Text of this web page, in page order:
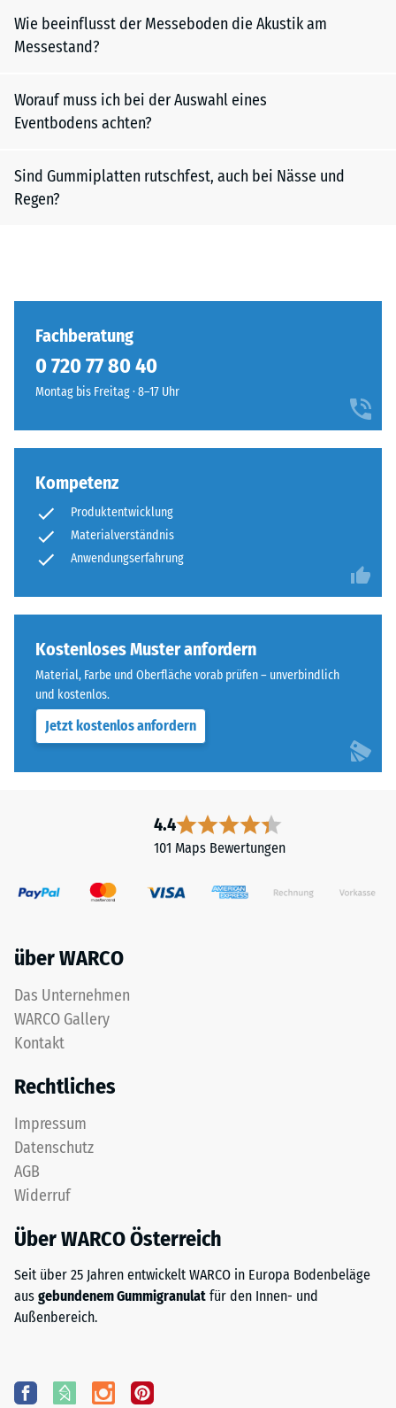
Wie beeinflusst der Messeboden die Akustik am
Messestand?
Worauf muss ich bei der Auswahl eines
Eventbodens achten?
Sind Gummiplatten rutschfest, auch bei Nässe und
Regen?
Fachberatung
0 720 77 80 40
Montag bis Freitag · 8–17 Uhr
Kompetenz
Produktentwicklung
Materialverständnis
Anwendungserfahrung
Kostenloses Muster anfordern
Material, Farbe und Oberfläche vorab prüfen – unverbindlich
und kostenlos.
Jetzt kostenlos anfordern
4.4
101 Maps Bewertungen
über WARCO
Das Unternehmen
WARCO Gallery
Kontakt
Rechtliches
Impressum
Datenschutz
AGB
Widerruf
Über WARCO Österreich
Seit über 25 Jahren entwickelt WARCO in Europa Bodenbeläge
aus gebundenem Gummigranulat für den Innen- und
Außenbereich.